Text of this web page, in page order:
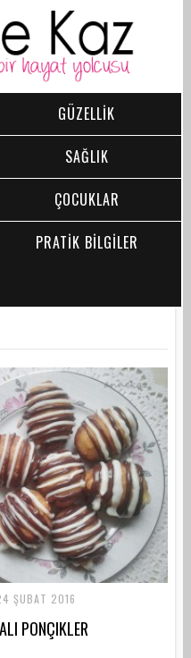
GÜZELLİK
SAĞLIK
ÇOCUKLAR
PRATİK BİLGİLER
ŞUBAT 2016
PONÇIKLER